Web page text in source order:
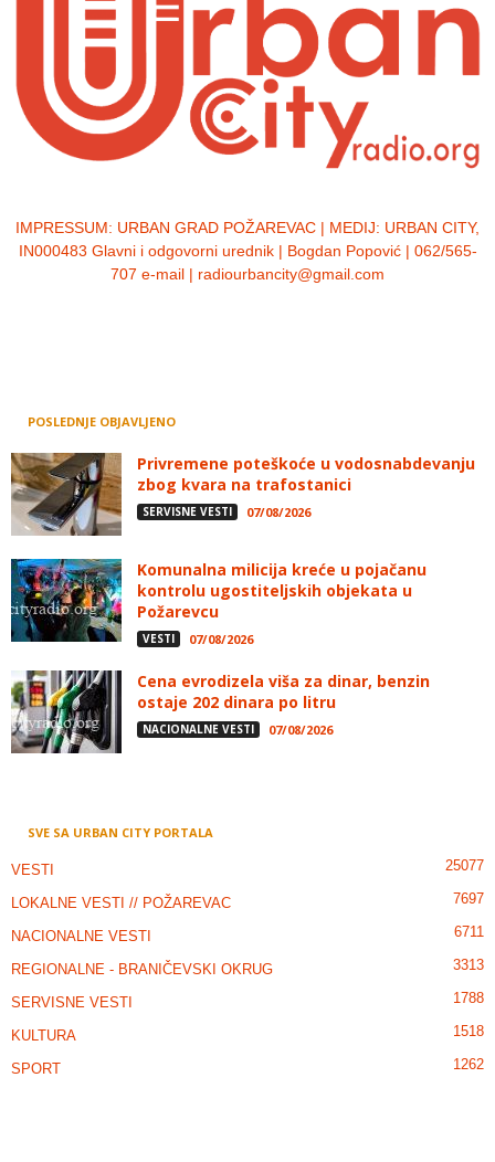
IMPRESSUM: URBAN GRAD POŽAREVAC | MEDIJ: URBAN CITY,
IN000483 Glavni i odgovorni urednik | Bogdan Popović | 062/565-
707 e-mail | radiourbancity@gmail.com
POSLEDNJE OBJAVLJENO
Privremene poteškoće u vodosnabdevanju
zbog kvara na trafostanici
SERVISNE VESTI 07/08/2026
Komunalna milicija kreće u pojačanu
kontrolu ugostiteljskih objekata u
Požarevcu
VESTI 07/08/2026
Cena evrodizela viša za dinar, benzin
ostaje 202 dinara po litru
NACIONALNE VESTI 07/08/2026
SVE SA URBAN CITY PORTALA
VESTI 25077
LOKALNE VESTI // POŽAREVAC 7697
NACIONALNE VESTI 6711
REGIONALNE - BRANIČEVSKI OKRUG 3313
SERVISNE VESTI 1788
KULTURA 1518
SPORT 1262